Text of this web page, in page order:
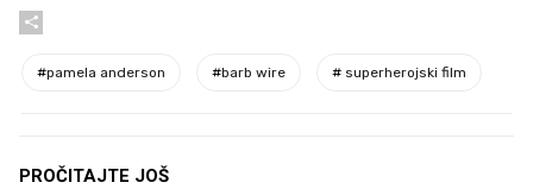
#pamela anderson #barb wire # superherojski film
PROČITAJTE JOŠ